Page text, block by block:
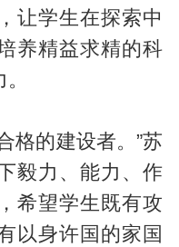
让学生在探索中
养精益求精的科
格的建设者。”苏
毅力、能力、作
希望学生既有攻
以身许国的家国